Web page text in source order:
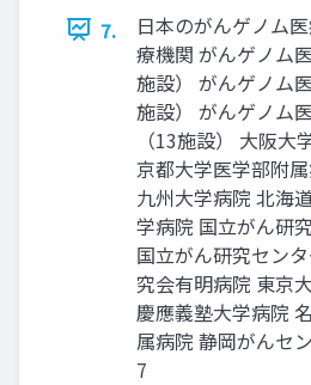
7.
日本のがんゲノム
療機関 がんゲノム
施設） がんゲノム
施設） がんゲノム
（13施設） 大阪大
京都大学医学部附
九州大学病院 北海
学病院 国立がん研
国立がん研究セン
究会有明病院 東京
慶應義塾大学病院
属病院 静岡がんセ
7